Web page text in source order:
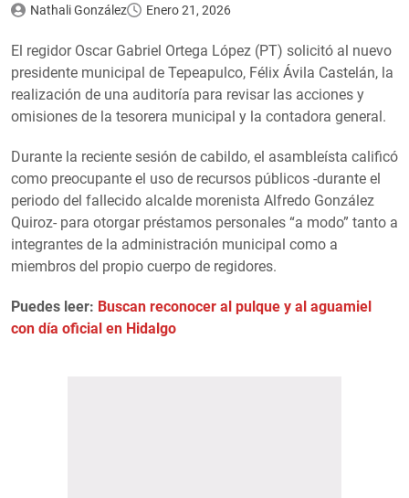
Nathali González Enero 21, 2026
El regidor Oscar Gabriel Ortega López (PT) solicitó al nuevo
presidente municipal de Tepeapulco, Félix Ávila Castelán, la
realización de una auditoría para revisar las acciones y
omisiones de la tesorera municipal y la contadora general.
Durante la reciente sesión de cabildo, el asambleísta calificó
como preocupante el uso de recursos públicos -durante el
periodo del fallecido alcalde morenista Alfredo González
Quiroz- para otorgar préstamos personales “a modo” tanto a
integrantes de la administración municipal como a
miembros del propio cuerpo de regidores.
Puedes leer: Buscan reconocer al pulque y al aguamiel
con día oficial en Hidalgo